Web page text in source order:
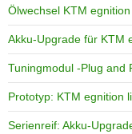
Ölwechsel KTM
Akku-Upgrade für KTM
Tuningmodul -Plug and
Prototyp: KTM egnition
Serienreif: Akku-